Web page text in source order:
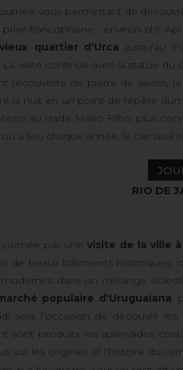
vous permettant de
privé francophone - environ 6h).
vieux quartier d'Urca jusqu'au
La visite continue avec la statue
recouverte de pierre de savon,
la nuit en un point de repère
au stade Mario Filho, plus
a lieu chaque année, le carnaval
RIO DE
par une visite de la ville
de beaux bâtiments historiques,
dans un mélange
populaire d'Uruguaiana,
sera l’occasion de découvrir
sont produits les splendides
sur les origines et l'histoire du